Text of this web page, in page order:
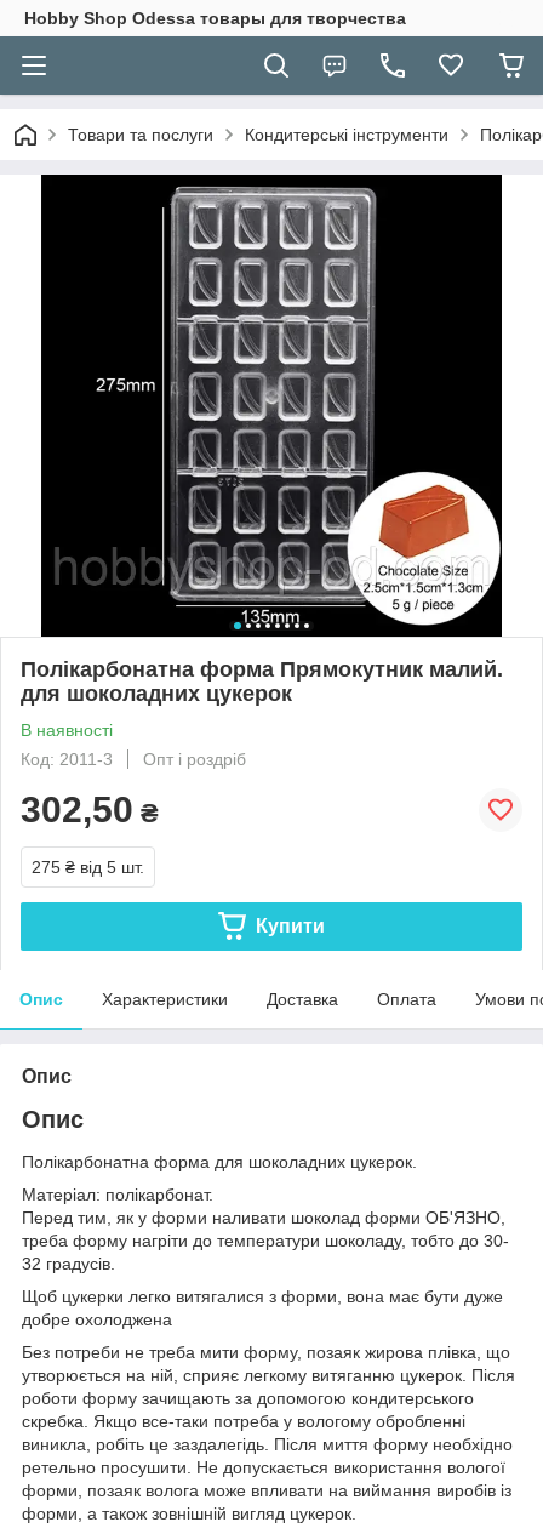
Hobbу Shop Odessa товары для творчества
Товари та послуги Кондитерські інструменти
Полікарбонатна форма Прямокутник малий.
для шоколадних цукерок
В наявності
Код: 2011-3
Опт і роздріб
302,50 ₴
275 ₴ від 5 шт.
Купити
Опис Характеристики Доставка Оплата Умови
Опис
Опис
Полікарбонатна форма для шоколадних цукерок.
Матеріал: полікарбонат.
Перед тим, як у форми наливати шоколад форми ОБ'ЯЗНО,
треба форму нагріти до температури шоколаду, тобто до 30-
32 градусів.
Щоб цукерки легко витягалися з форми, вона має бути дуже
добре охолоджена
Без потреби не треба мити форму, позаяк жирова плівка, що
утворюється на ній, сприяє легкому витяганню цукерок. Після
роботи форму зачищають за допомогою кондитерського
скребка. Якщо все-таки потреба у вологому обробленні
виникла, робіть це заздалегідь. Після миття форму необхідно
ретельно просушити. Не допускається використання вологої
форми, позаяк волога може впливати на виймання виробів із
форми, а також зовнішній вигляд цукерок.